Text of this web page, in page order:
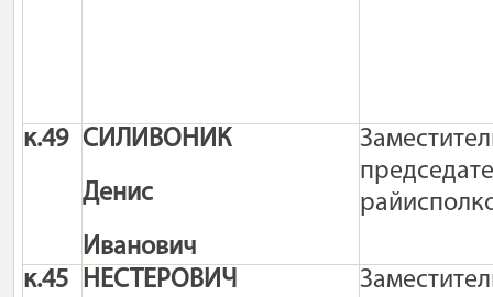
к.49 СИЛИВОНИК
Денис
Иванович
к.45 НЕСТЕРОВИЧ